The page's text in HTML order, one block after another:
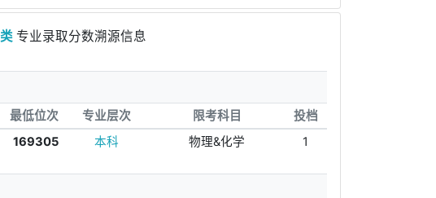
专业录取分数溯源信息
最低位次 专业层次 限考科目
投档
169305 本科 物理&化学 1